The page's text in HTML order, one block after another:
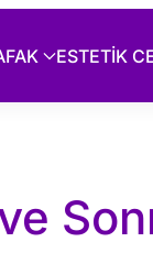
ESTETİK